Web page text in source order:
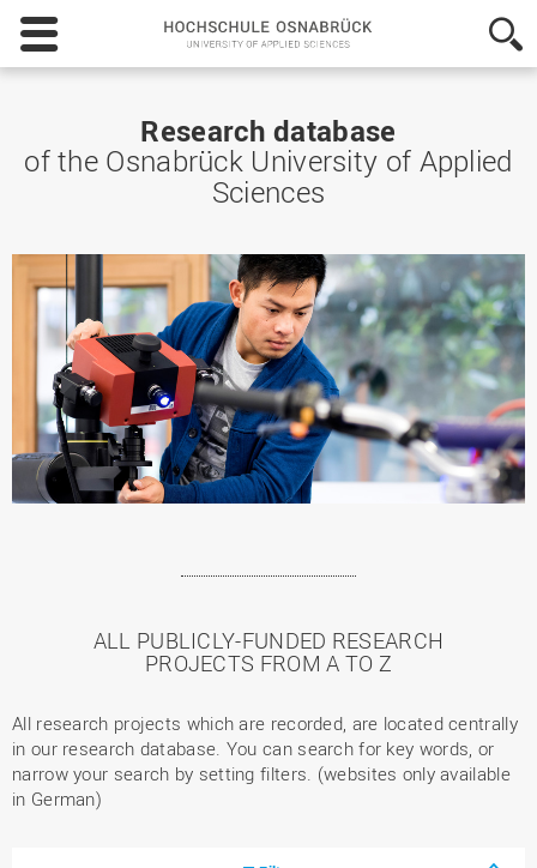
Hochschule
Osnabrück
-
Sciences
Research database
of the Osnabrück University of Applied
Sciences
ALL PUBLICLY-FUNDED RESEARCH
PROJECTS FROM A TO Z
All research projects which are recorded, are located centrally
in our research database. You can search for key words, or
narrow your search by setting filters. (websites only available
in German)